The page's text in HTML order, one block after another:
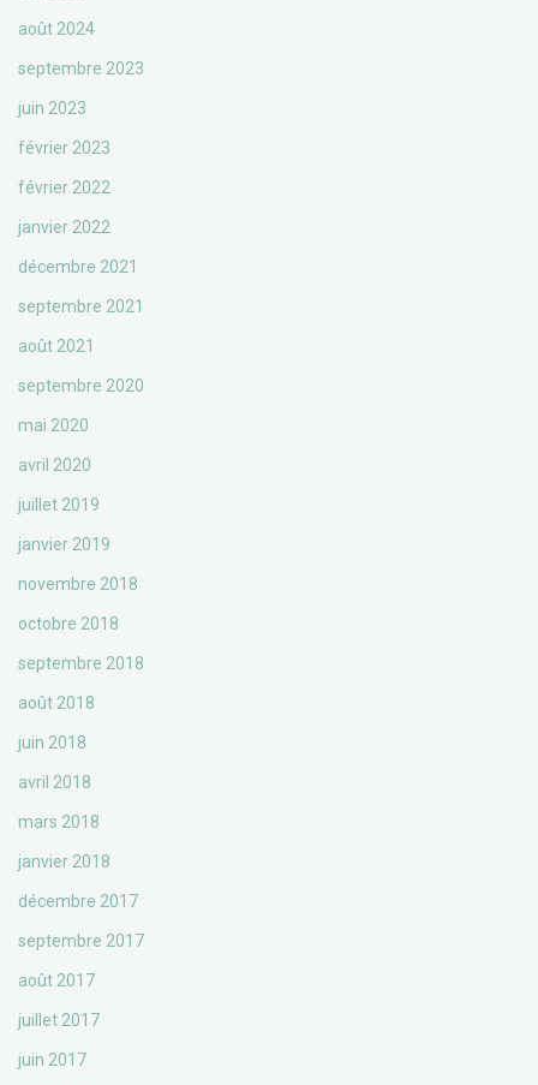
août 2024
septembre 2023
juin 2023
février 2023
février 2022
janvier 2022
décembre 2021
septembre 2021
août 2021
septembre 2020
mai 2020
avril 2020
juillet 2019
janvier 2019
novembre 2018
octobre 2018
septembre 2018
août 2018
juin 2018
avril 2018
mars 2018
janvier 2018
décembre 2017
septembre 2017
août 2017
juillet 2017
juin 2017